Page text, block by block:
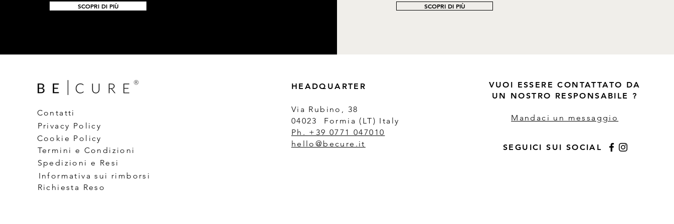
SCOPRI DI PIÙ SCOPRI DI PIÙ
Contatti
Privacy Policy
Cookie Policy
Termini e Condizioni
Spedizioni e Resi
Informativa sui rimborsi
Richiesta Reso
HEADQUARTER
Via Rubino, 38
04023 Formia (LT) Italy
Ph. +39 0771 047010
hello@becure.it
VUOI ESSERE CONTATTATO DA
UN NOSTRO RESPONSABILE ?
Mandaci un messaggio
SEGUICI SUI SOCIAL